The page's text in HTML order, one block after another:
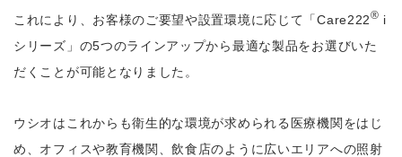
これにより、お客様のご要望や設置環境に応じて「Care222® i
シリーズ」の5つのラインアップから最適な製品をお選びいた
だくことが可能となりました。
ウシオはこれからも衛生的な環境が求められる医療機関をはじ
め、オフィスや教育機関、飲食店のように広いエリアへの照射